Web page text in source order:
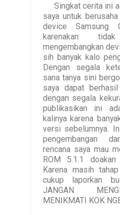
Singkat cerita ini
saya untuk
device
karenakan
mengembangkan
sih banyak kalo
Dengan segala
sana tanya sini
saya dapat
dengan segala
publikasikan ini
kalinya karena
versi sebelumnya.
pengembangan
rencana saya mau
ROM 5.1.1
Karena masih
cukup laporkan
JANGAN
MENIKMATI KOK